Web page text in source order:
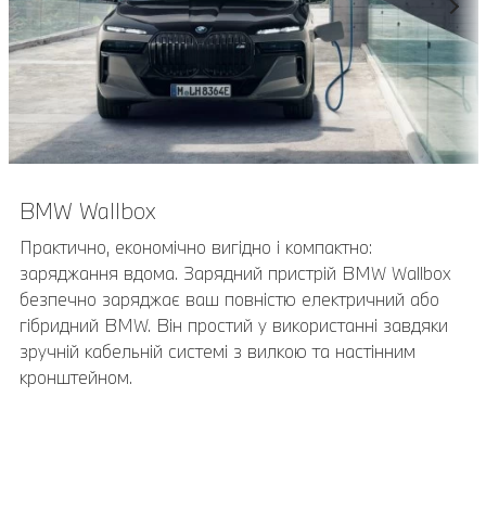
BMW Wallbox
Практично, економічно вигідно і компактно:
заряджання вдома. Зарядний пристрій BMW Wallbox
безпечно заряджає ваш повністю електричний або
гібридний BMW. Він простий у використанні завдяки
зручній кабельній системі з вилкою та настінним
кронштейном.